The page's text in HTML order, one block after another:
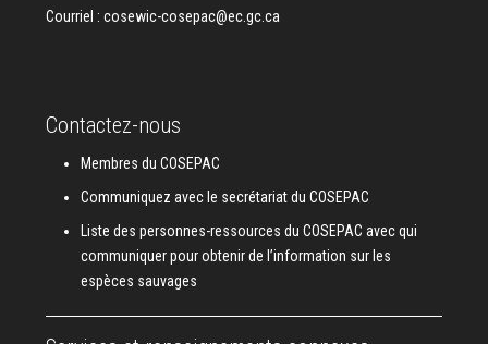
Courriel : cosewic-cosepac@ec.gc.ca
Contactez-nous
Membres du COSEPAC
Communiquez avec le secrétariat du COSEPAC
Liste des personnes-ressources du COSEPAC avec qui
communiquer pour obtenir de l’information sur les
espèces sauvages